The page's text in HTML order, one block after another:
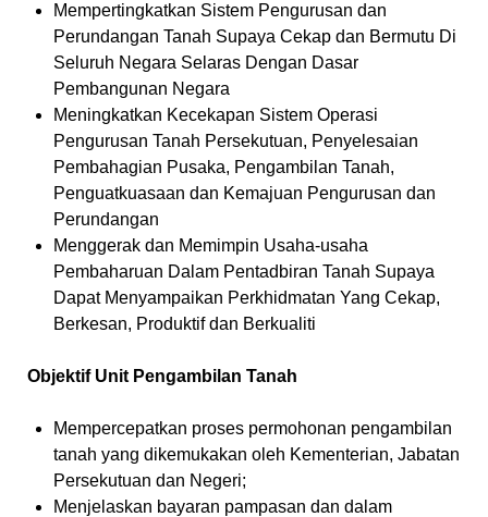
Mempertingkatkan Sistem Pengurusan dan
Perundangan Tanah Supaya Cekap dan Bermutu Di
Seluruh Negara Selaras Dengan Dasar
Pembangunan Negara
Meningkatkan Kecekapan Sistem Operasi
Pengurusan Tanah Persekutuan, Penyelesaian
Pembahagian Pusaka, Pengambilan Tanah,
Penguatkuasaan dan Kemajuan Pengurusan dan
Perundangan
Menggerak dan Memimpin Usaha-usaha
Pembaharuan Dalam Pentadbiran Tanah Supaya
Dapat Menyampaikan Perkhidmatan Yang Cekap,
Berkesan, Produktif dan Berkualiti
Objektif Unit Pengambilan Tanah
Mempercepatkan proses permohonan pengambilan
tanah yang dikemukakan oleh Kementerian, Jabatan
Persekutuan dan Negeri;
Menjelaskan bayaran pampasan dan dalam